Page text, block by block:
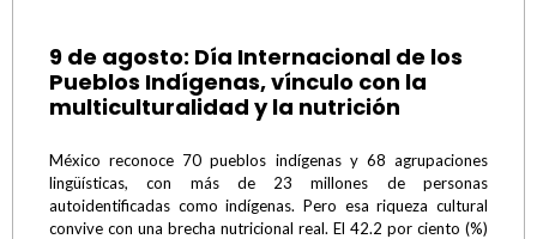
9 de agosto: Día Internacional de los
Pueblos Indígenas, vínculo con la
multiculturalidad y la nutrición
México reconoce 70 pueblos indígenas y 68 agrupaciones
lingüísticas, con más de 23 millones de personas
autoidentificadas como indígenas. Pero esa riqueza cultural
convive con una brecha nutricional real. El 42.2 por ciento (%)